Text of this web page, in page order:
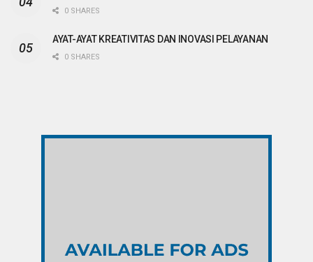
0 SHARES
AYAT-AYAT KREATIVITAS DAN INOVASI PELAYANAN
0 SHARES